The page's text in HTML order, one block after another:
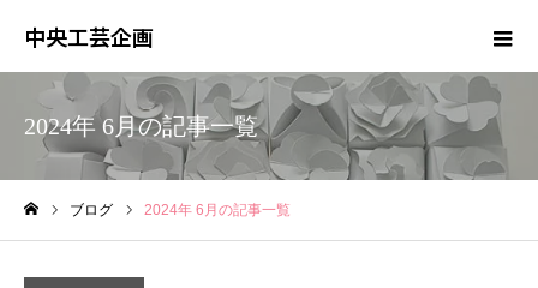
中央工芸企画
2024年 6月の記事一覧
ブログ 2024年 6月の記事一覧